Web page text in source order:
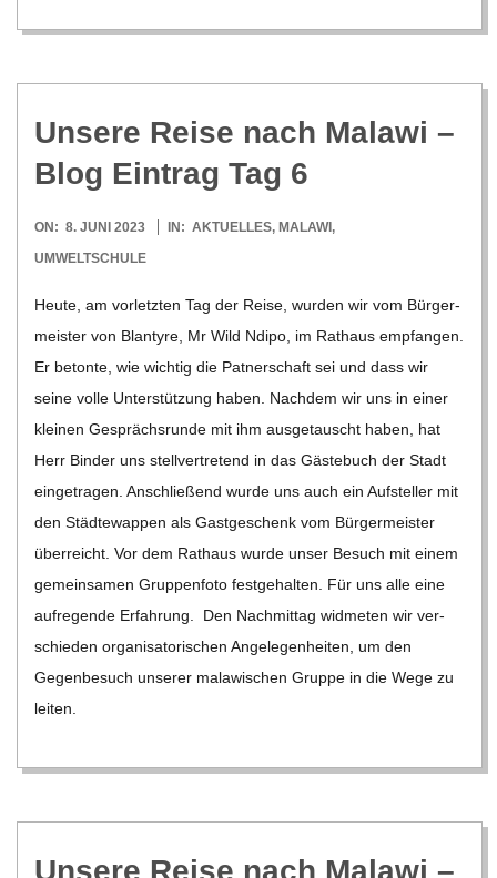
Unsere Reise nach Malawi –
Blog Ein­trag Tag 6
2023-
06-
ON: 8. JUNI 2023 IN: AKTUELLES, MALAWI ,
UMWELTSCHULE
Heute, am vor­letz­ten Tag der Reise, wur­den wir vom Bür­ger­
meis­ter von Blan­tyre, Mr Wild Ndipo, im Rat­haus emp­fan­gen.
Er betonte, wie wich­tig die Pat­ner­schaft sei und dass wir
seine volle Unter­stüt­zung haben. Nach­dem wir uns in einer
klei­nen Gesprächs­runde mit ihm aus­ge­tauscht haben, hat
Herr Bin­der uns stell­ver­tre­tend in das Gäs­te­buch der Stadt
ein­ge­tra­gen. Anschlie­ßend wurde uns auch ein Auf­stel­ler mit
den Städ­te­wap­pen als Gast­ge­schenk vom Bür­ger­meis­ter
über­reicht. Vor dem Rat­haus wurde unser Besuch mit einem
gemein­sa­men Grup­pen­foto fest­ge­hal­ten. Für uns alle eine
auf­re­gende Erfah­rung. Den Nach­mit­tag wid­me­ten wir ver­
schie­den orga­ni­sa­to­ri­schen Ange­le­gen­hei­ten, um den
Gegen­be­such unse­rer mala­wi­schen Gruppe in die Wege zu
lei­ten.
Unsere Reise nach Malawi –